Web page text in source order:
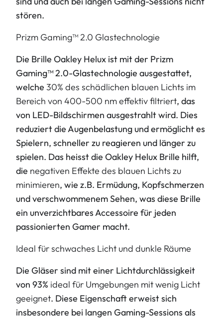
stören.
Prizm Gaming™ 2.0 Glastechnologie
Die Brille Oakley Helux ist mit der Prizm
Gaming™ 2.0-Glastechnologie ausgestattet,
welche 30% des schädlichen blauen Lichts im
Bereich von 400-500 nm effektiv filtriert, das
von LED-Bildschirmen ausgestrahlt wird. Dies
reduziert die Augenbelastung und ermöglicht es
Spielern, schneller zu reagieren und länger zu
spielen. Das heisst die Oakley Helux Brille hilft,
die negativen Effekte des blauen Lichts zu
minimieren, wie z.B. Ermüdung, Kopfschmerzen
und verschwommenem Sehen, was diese Brille
ein unverzichtbares Accessoire für jeden
passionierten Gamer macht.
Ideal für schwaches Licht und dunkle Räume
Die Gläser sind mit einer Lichtdurchlässigkeit
von 93% ideal für Umgebungen mit wenig Licht
geeignet. Diese Eigenschaft erweist sich
insbesondere bei langen Gaming-Sessions als